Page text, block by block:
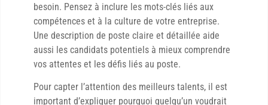
besoin. Pensez à inclure les mots-clés liés aux
compétences et à la culture de votre entreprise.
Une description de poste claire et détaillée aide
aussi les candidats potentiels à mieux comprendre
vos attentes et les défis liés au poste.
Pour capter l’attention des meilleurs talents, il est
important d’expliquer pourquoi quelqu’un voudrait